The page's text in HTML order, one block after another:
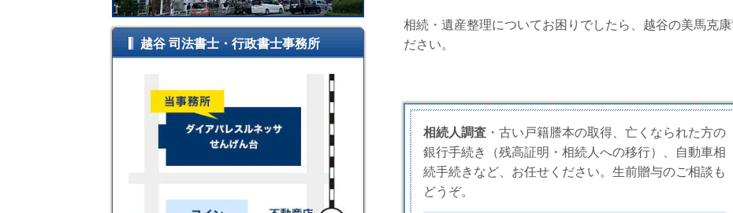
相続・遺産整理についてお困りでしたら、越谷の美馬克
ださい。
相続人調査 ・古い戸籍謄本の取得、亡くなられた方の
銀行手続き（残高証明・相続人への移行）、自動車相
続手続きなど、お任せください。生前贈与のご相談も
どうぞ。
越谷 司法書士・行政書士事務所